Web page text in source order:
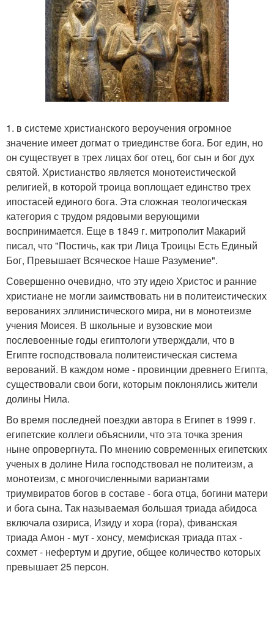
1. в системе христианского вероучения огромное
значение имеет догмат о триединстве бога. Бог един, но
он существует в трех лицах бог отец, бог сын и бог дух
святой. Христианство является монотеистической
религией, в которой троица воплощает единство трех
ипостасей единого бога. Эта сложная теологическая
категория с трудом рядовыми верующими
воспринимается. Еще в 1849 г. митрополит Макарий
писал, что "Постичь, как три Лица Троицы Есть Единый
Бог, Превышает Всяческое Наше Разумение".
Совершенно очевидно, что эту идею Христос и ранние
христиане не могли заимствовать ни в политеистических
верованиях эллинистического мира, ни в монотеизме
учения Моисея. В школьные и вузовские мои
послевоенные годы египтологи утверждали, что в
Египте господствовала политеистическая система
верований. В каждом номе - провинции древнего Египта,
существовали свои боги, которым поклонялись жители
долины Нила.
Во время последней поездки автора в Египет в 1999 г.
египетские коллеги объяснили, что эта точка зрения
ныне опровергнута. По мнению современных египетских
ученых в долине Нила господствовал не политеизм, а
монотеизм, с многочисленными вариантами
триумвиратов богов в составе - бога отца, богини матери
и бога сына. Так называемая большая триада абидоса
включала озириса, Изиду и хора (гора), фиванская
триада Амон - мут - хонсу, мемфиская триада птах -
сохмет - нефертум и другие, общее количество которых
превышает 25 персон.